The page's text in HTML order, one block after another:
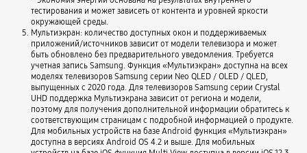
тестирования и может зависеть от контента и уровней яркости
окружающей среды.
Мультиэкран: количество доступных окон и поддерживаемых
приложений/источников зависит от модели телевизора и может
быть обновлено без предварительного уведомления. Требуется
учетная запись Samsung. Функция «Мультиэкран» доступна на всех
моделях телевизоров Samsung серии Neo QLED / OLED / QLED,
выпущенных с 2020 года. Для телевизоров Samsung серии Crystal
UHD поддержка Мультиэкрана зависит от региона и модели,
поэтому для получения дополнительной информации обратитесь к
соответствующим страницам с подробной информацией о продукте.
Для мобильных устройств на базе Android функция «Мультиэкран»
доступна в версиях Android OS 4.2 и выше. Для мобильных